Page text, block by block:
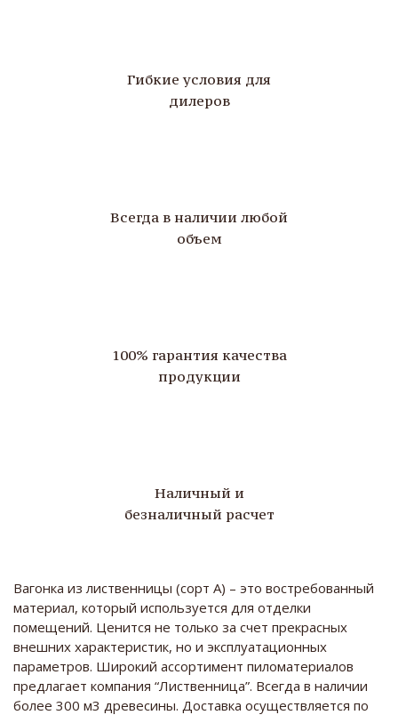
Гибкие условия для
дилеров
Всегда в наличии любой
объем
100% гарантия качества
продукции
Наличный и
безналичный расчет
Вагонка из лиственницы (сорт А) – это востребованный
материал, который используется для отделки
помещений. Ценится не только за счет прекрасных
внешних характеристик, но и эксплуатационных
параметров. Широкий ассортимент пиломатериалов
предлагает компания “Лиственница”. Всегда в наличии
более 300 м3 древесины. Доставка осуществляется по